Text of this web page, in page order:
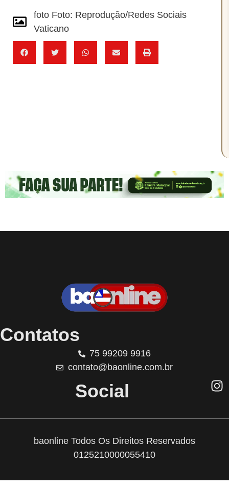
foto Foto: Reprodução/Redes Sociais
Vaticano
Contatos
75 99209 9916
contato@baonline.com.br
Social
baonline Todos Os Direitos Reservados
0125210000055410